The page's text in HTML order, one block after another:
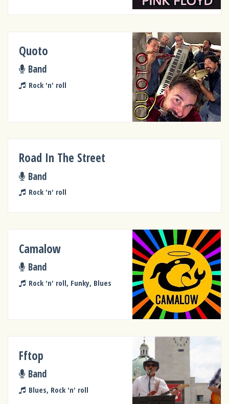
Quoto
Band
Rock 'n' roll
Road In The Street
Band
Rock 'n' roll
Camalow
Band
Rock 'n' roll, Funky, Blues
Fftop
Band
Blues, Rock 'n' roll